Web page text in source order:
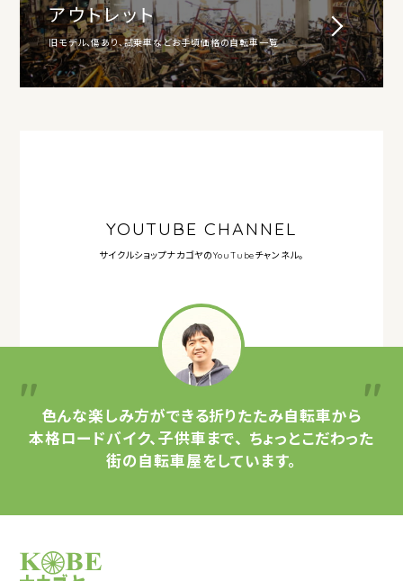
アウトレット
旧モデル、傷あり、試乗車などお手頃価格の自転車一覧
YOUTUBE CHANNEL
サイクルショップナカゴヤのYouTubeチャンネル。
色んな楽しみ方ができる折りたたみ自転車から
本格ロードバイク、子供車まで、 ちょっとこだわった
街の自転車屋をしています。
サイクルショップナカゴヤ